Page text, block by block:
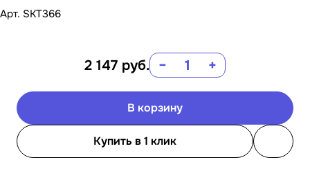
Арт. SKT366
2 147 руб. − +
В корзину
Купить в 1 клик